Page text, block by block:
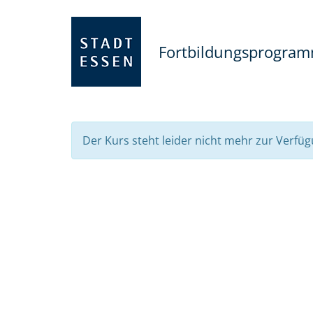
Der Kurs steht leider nicht mehr zur